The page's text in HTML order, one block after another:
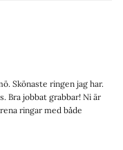
Skönaste ringen jag har.
Bra jobbat grabbar! Ni är
ringar med både